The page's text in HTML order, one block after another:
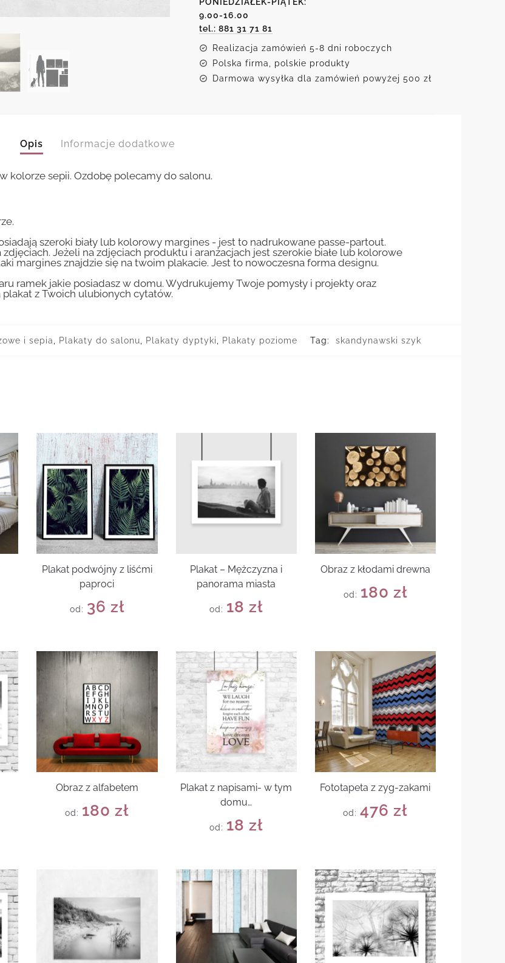
górskim
9.00-16.00
tel.: 881 31 71 81
Realizacja zamówień 5-8 dni roboczych
Polska firma, polskie produkty
Darmowa wysyłka dla zamówień powyżej 500 zł
Opis Informacje dodatkowe
kolorze sepii. Ozdobę polecamy do salonu.
szeroki biały lub kolorowy margines - jest to nadrukowane passe-partout.
Jeżeli na zdjęciach produktu i aranżacjach jest szerokie białe lub kolorowe
margines znajdzie się na twoim plakacie. Jest to nowoczesna forma designu.
ramek jakie posiadasz w domu. Wydrukujemy Twoje pomysły i projekty oraz
z Twoich ulubionych cytatów.
i sepia Plakaty do salonu Plakaty dyptyki Plakaty poziome Tag: skandynawski szyk
Plakat podwójny z liśćmi
paproci
od: 36 zł
Plakat – Mężczyzna i
panorama miasta
od: 18zł
Obraz z kłodami drewna
od: 180 zł
Obraz z alfabetem
od: 180zł
Plakat z napisami- w tym
domu…
od: 18zł
Fototapeta z zyg-zakami
od:476zł